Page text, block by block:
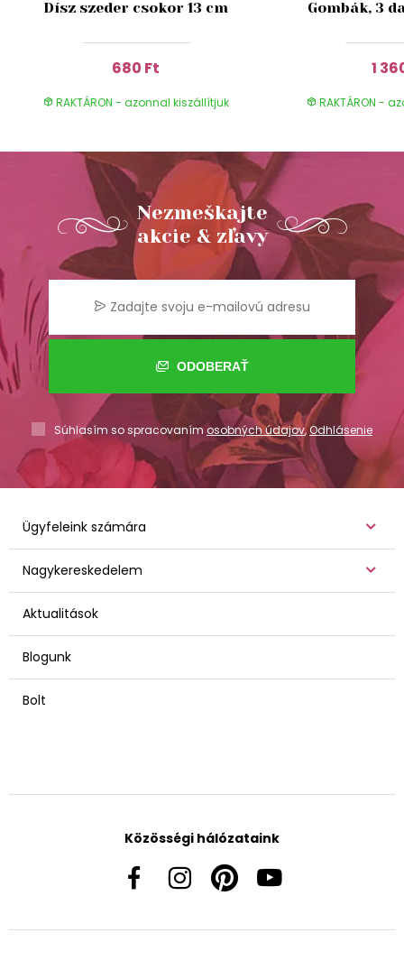
Dísz szeder csokor 13 cm
680 Ft
RAKTÁRON - azonnal kiszállítjuk
Gombák, 3
1
RAKTÁRON -
Nezmeškajte
akcie & zľavy
ODOBERAŤ
Súhlasím so spracovaním osobných údajov,Odhlásenie
Ügyfeleink számára
Nagykereskedelem
Aktualitások
Blogunk
Bolt
Közösségi hálózataink